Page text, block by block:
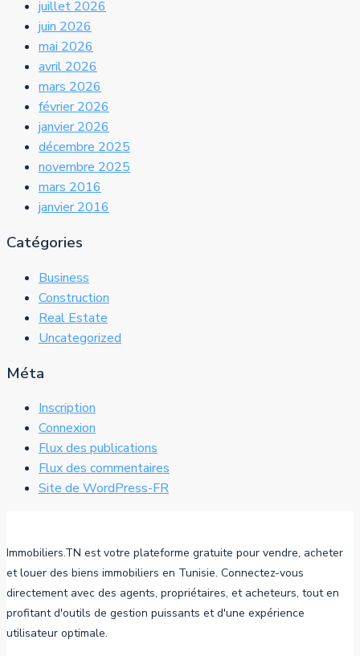
juillet 2026
juin 2026
mai 2026
avril 2026
mars 2026
février 2026
janvier 2026
décembre 2025
novembre 2025
mars 2016
janvier 2016
Catégories
Business
Construction
Real Estate
Uncategorized
Méta
Inscription
Connexion
Flux des publications
Flux des commentaires
Site de WordPress-FR
Immobiliers.TN est votre plateforme gratuite pour vendre, acheter
et louer des biens immobiliers en Tunisie. Connectez-vous
directement avec des agents, propriétaires, et acheteurs, tout en
profitant d'outils de gestion puissants et d'une expérience
utilisateur optimale.